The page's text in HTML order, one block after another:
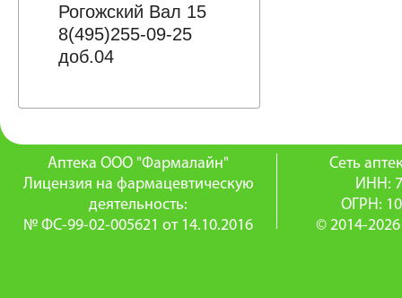
Рогожский Вал 15
8(495)255-09-25
доб.04
Аптека ООО "Фармалайн"
Лицензия на фармацевтическую
деятельность:
№ ФС-99-02-005621 от 14.10.2016
Сеть
ИНН:
ОГРН:
© 2014-